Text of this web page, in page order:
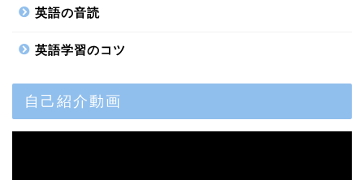
英語の音読
英語学習のコツ
自己紹介動画